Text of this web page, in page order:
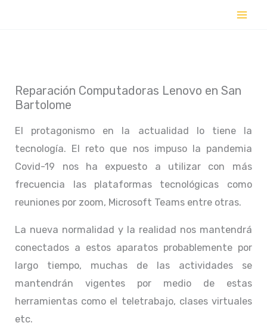
Reparación Computadoras Lenovo en San
Bartolome
El protagonismo en la actualidad lo tiene la
tecnología. El reto que nos impuso la pandemia
Covid-19 nos ha expuesto a utilizar con más
frecuencia las plataformas tecnológicas como
reuniones por zoom, Microsoft Teams entre otras.
La nueva normalidad y la realidad nos mantendrá
conectados a estos aparatos probablemente por
largo tiempo, muchas de las actividades se
mantendrán vigentes por medio de estas
herramientas como el teletrabajo, clases virtuales
etc.